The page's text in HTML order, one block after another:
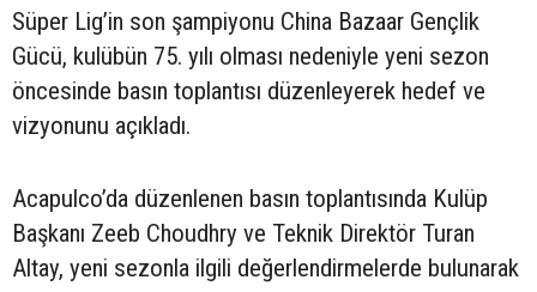
Süper Lig’in son şampiyonu China Bazaar Gençlik
Gücü, kulübün 75. yılı olması nedeniyle yeni sezon
öncesinde basın toplantısı düzenleyerek hedef ve
vizyonunu açıkladı.
Acapulco’da düzenlenen basın toplantısında Kulüp
Başkanı Zeeb Choudhry ve Teknik Direktör Turan
Altay, yeni sezonla ilgili değerlendirmelerde bulunarak